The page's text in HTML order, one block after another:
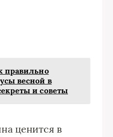
правильно
весной в
и советы
ценится в